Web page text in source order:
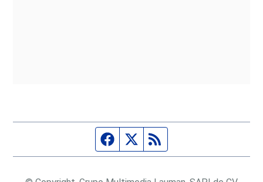
Página de Facebook
Fuente Twitter